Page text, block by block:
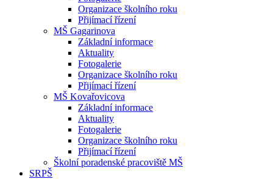
Organizace školního roku
Přijímací řízení
MŠ Gagarinova
Základní informace
Aktuality
Fotogalerie
Organizace školního roku
Přijímací řízení
MŠ Kovařovicova
Základní informace
Aktuality
Fotogalerie
Organizace školního roku
Přijímací řízení
Školní poradenské pracoviště MŠ
SRPŠ